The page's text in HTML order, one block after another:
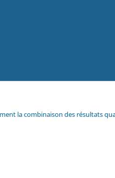
la combinaison des résultats